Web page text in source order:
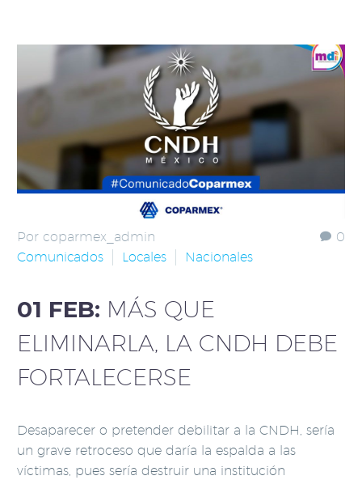
0
Por coparmex_admin
Comunicados
Locales Nacionales
01 FEB: MÁS QUE
ELIMINARLA, LA CNDH DEBE
FORTALECERSE
Desaparecer o pretender debilitar a la CNDH, sería
un grave retroceso que daría la espalda a las
víctimas, pues sería destruir una institución